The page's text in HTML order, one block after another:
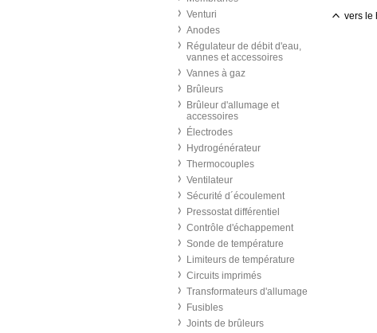
Venturi
Anodes
Régulateur de débit d'eau,
vannes et accessoires
Vannes à gaz
Brûleurs
Brûleur d'allumage et
accessoires
Électrodes
Hydrogénérateur
Thermocouples
Ventilateur
Sécurité d´écoulement
Pressostat différentiel
Contrôle d'échappement
Sonde de température
Limiteurs de température
Circuits imprimés
Transformateurs d'allumage
Fusibles
Joints de brûleurs
vers le